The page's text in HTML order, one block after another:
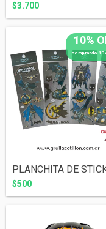
$3.700
10%
comprando 10
$500